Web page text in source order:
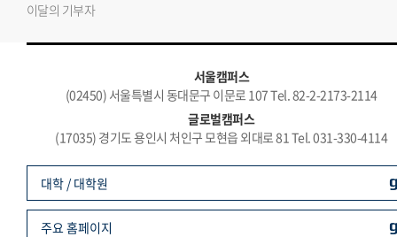
이달의 기부자
서울캠퍼스
(02450) 서울특별시 동대문구 이문로 107 Tel. 82-2-2173-2114
글로벌캠퍼스
(17035) 경기도 용인시 처인구 모현읍 외대로 81 Tel. 031-330-4114
대학 / 대학원
주요 홈페이지